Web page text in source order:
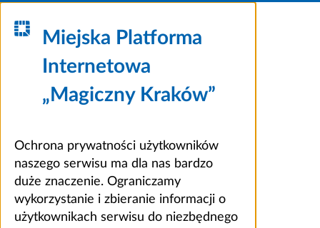
Miejska Platforma
Internetowa
„Magiczny Kraków”
Ochrona prywatności użytkowników
naszego serwisu ma dla nas bardzo
duże znaczenie. Ograniczamy
wykorzystanie i zbieranie informacji o
użytkownikach serwisu do niezbędnego